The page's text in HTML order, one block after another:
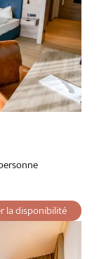
la disponibilité